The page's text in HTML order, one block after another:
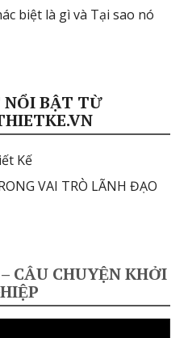
biệt là gì và Tại sao nó
BẬT TỪ
Kế
VAI TRÒ LÃNH ĐẠO
CÂU CHUYỆN KHỞI